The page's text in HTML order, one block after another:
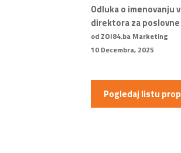
Odluka o imenovanju
direktora za
od ZOI84.ba Marketing
10 Decembra, 2025
Pogledaj listu